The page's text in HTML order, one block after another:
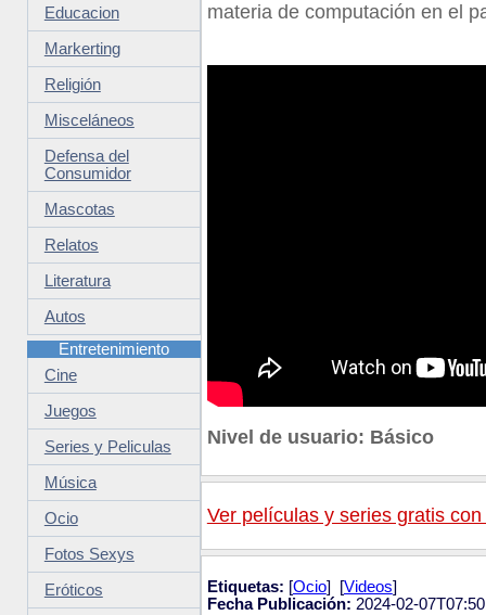
materia de computación en el
Nivel de usuario: Básico
Ver películas y series gratis
Etiquetas: [Ocio] [Videos]
Fecha Publicación: 2024-02-
Educacion
Markerting
Religión
Misceláneos
Defensa del
Consumidor
Mascotas
Relatos
Literatura
Autos
Entretenimiento
Cine
Juegos
Series y Peliculas
Música
Ocio
Fotos Sexys
Eróticos